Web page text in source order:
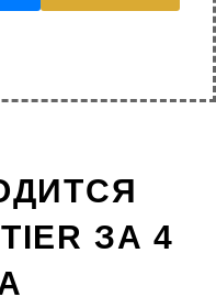
ЗА 4